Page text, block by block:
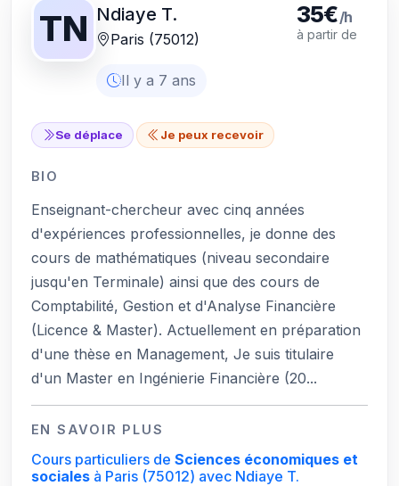
TN Ndiaye T.
Paris (75012)
Il y a 7 ans
35€/h
à partir de
Se déplace Je peux recevoir
BIO
Enseignant-chercheur avec cinq années
d'expériences professionnelles, je donne des
cours de mathématiques (niveau secondaire
jusqu'en Terminale) ainsi que des cours de
Comptabilité, Gestion et d'Analyse Financière
(Licence & Master). Actuellement en préparation
d'une thèse en Management, Je suis titulaire
d'un Master en Ingénierie Financière (20...
EN SAVOIR PLUS
Cours particuliers de Sciences économiques et
socialesà Paris (75012) avec Ndiaye T.